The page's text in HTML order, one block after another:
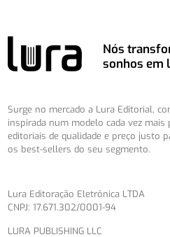
Nós
sonhos em
Surge no mercado a Lura Editorial,
inspirada num modelo cada vez
editoriais de qualidade e preço justo
os best-sellers do seu segmento.
Lura Editoração Eletrônica LTDA
CNPJ: 17.671.302/0001-94
LURA PUBLISHING LLC